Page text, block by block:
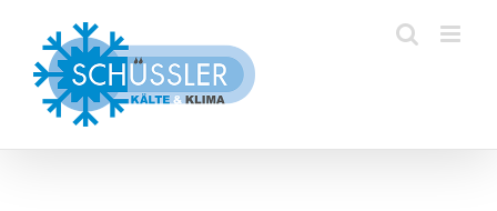
springen